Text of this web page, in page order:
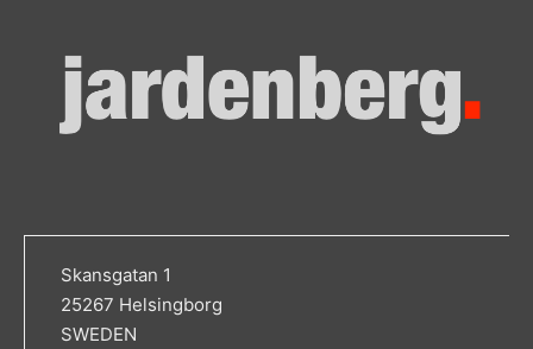
Skansgatan 1
25267 Helsingborg
SWEDEN